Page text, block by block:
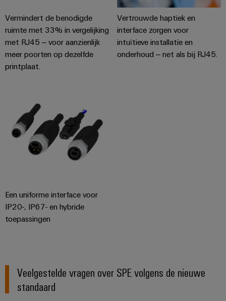
Vermindert de benodigde
ruimte met 33% in vergelijking
met RJ45 – voor aanzienlijk
meer poorten op dezelfde
printplaat.
Vertrouwde haptiek en
interface zorgen voor
intuïtieve installatie en
onderhoud – net als bij RJ45.
Een uniforme interface voor
IP20-, IP67- en hybride
toepassingen
Veelgestelde vragen over SPE volgens de nieuwe
standaard